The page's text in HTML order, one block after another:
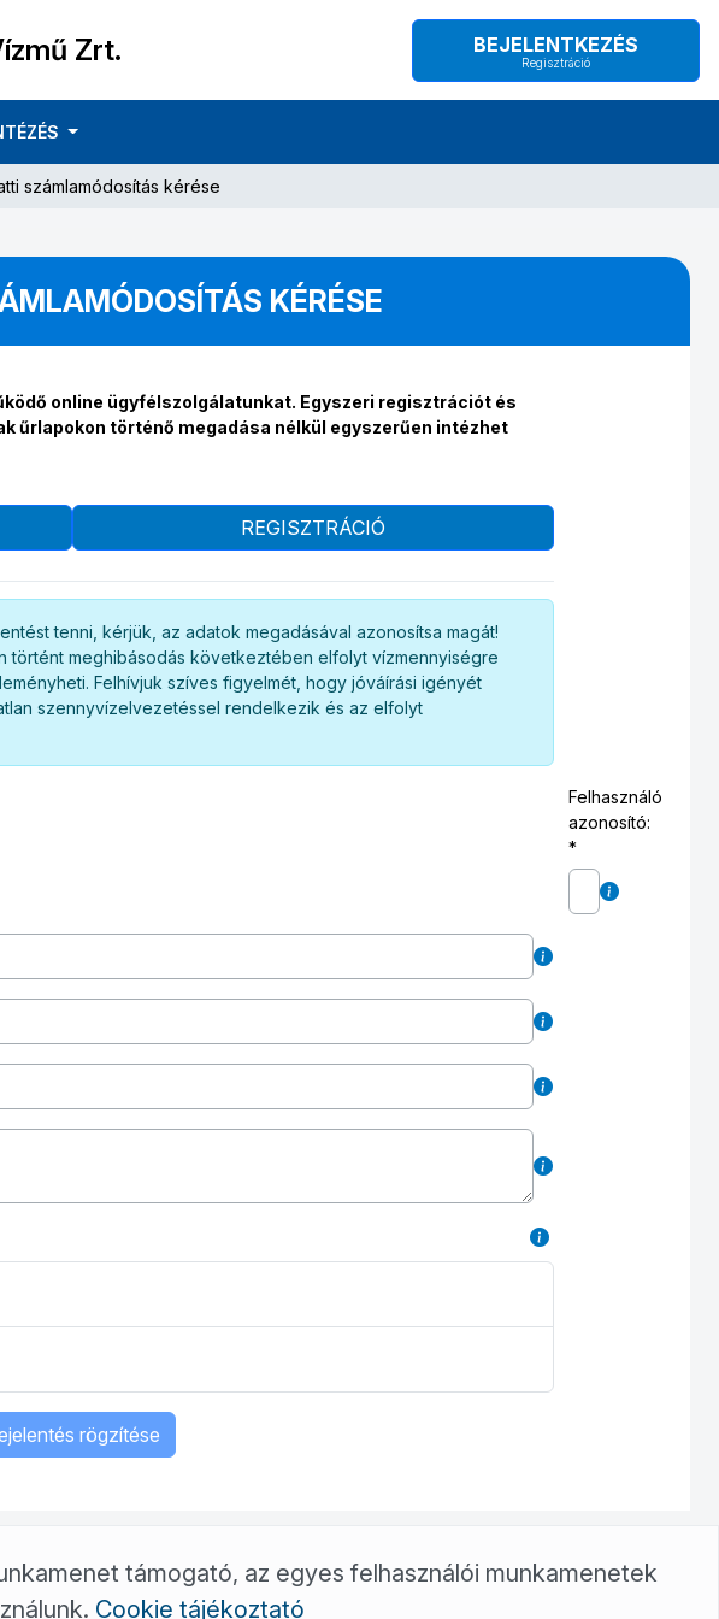
Zrt. BEJELENTKEZÉS
Regisztráció
számlamódosítás kérése
KÉRÉSE
online ügyfélszolgálatunkat. Egyszeri regisztrációt és
űrlapokon történő megadása nélkül egyszerűen intézhet
REGISZTRÁCIÓ
tenni, kérjük, az adatok megadásával azonosítsa magát!
történt meghibásodás következtében elfolyt vízmennyiségre
Felhívjuk szíves figyelmét, hogy jóváírási igényét
szennyvízelvezetéssel rendelkezik és az elfolyt
Felhasználó
azonosító:
rögzítése
támogató, az egyes felhasználói munkamenetek
Cookie tájékoztató